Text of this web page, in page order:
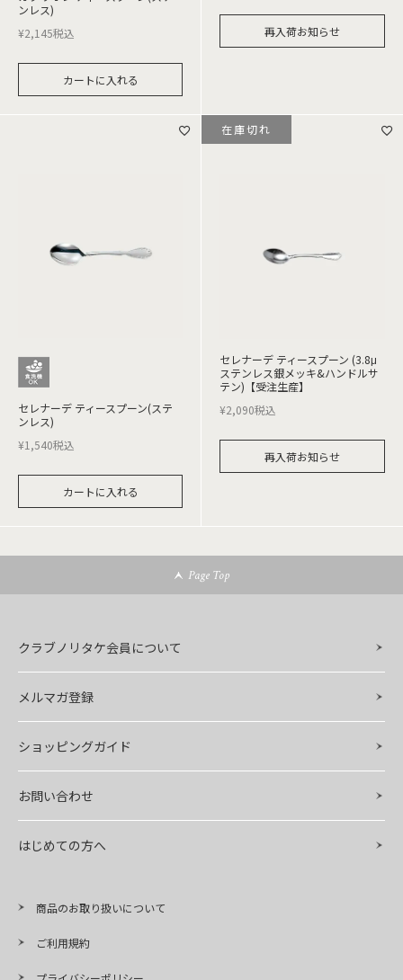
ンレス)
¥2,145税込
カートに入れる
再入荷お知らせ
セレナーデ ティースプーン(ステ
ンレス)
¥1,540税込
カートに入れる
セレナーデ ティースプーン (3.8μ
ステンレス銀メッキ&ハンドルサ
テン)【受注生産】
¥2,090税込
再入荷お知らせ
在庫切れ
Page Top
クラブノリタケ会員について
メルマガ登録
ショッピングガイド
お問い合わせ
はじめての方へ
商品のお取り扱いについて
ご利用規約